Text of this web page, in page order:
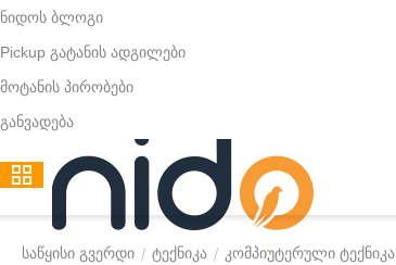
ნიდოს ბლოგი
Pickup გატანის ადგილები
მოტანის პირობები
განვადება
საწყისი გვერდი / ტექნიკა / კომპიუტერული ტექნიკა